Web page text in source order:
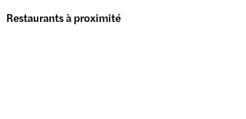
Restaurants à proximité